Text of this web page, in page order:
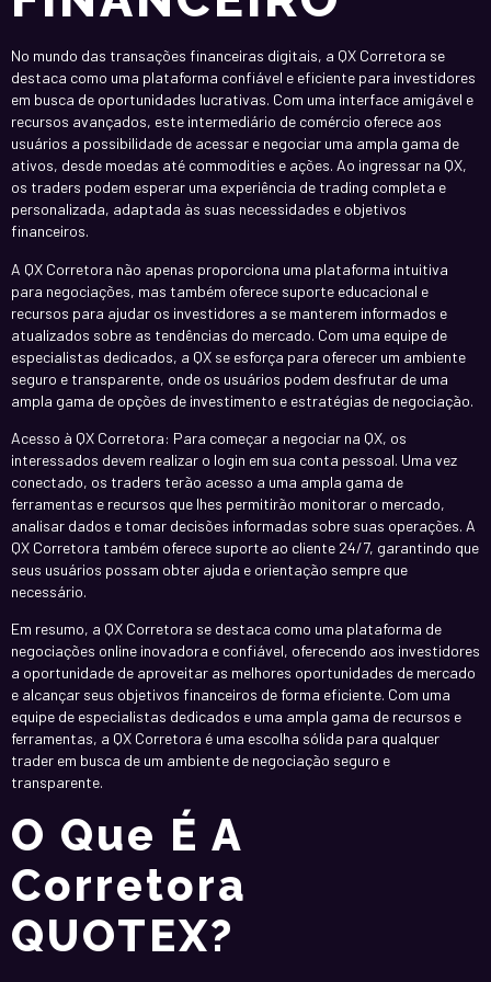
No mundo das transações financeiras digitais, a QX Corretora se
destaca como uma plataforma confiável e eficiente para investidores
em busca de oportunidades lucrativas. Com uma interface amigável e
recursos avançados, este intermediário de comércio oferece aos
usuários a possibilidade de acessar e negociar uma ampla gama de
ativos, desde moedas até commodities e ações. Ao ingressar na QX,
os traders podem esperar uma experiência de trading completa e
personalizada, adaptada às suas necessidades e objetivos
financeiros.
A QX Corretora não apenas proporciona uma plataforma intuitiva
para negociações, mas também oferece suporte educacional e
recursos para ajudar os investidores a se manterem informados e
atualizados sobre as tendências do mercado. Com uma equipe de
especialistas dedicados, a QX se esforça para oferecer um ambiente
seguro e transparente, onde os usuários podem desfrutar de uma
ampla gama de opções de investimento e estratégias de negociação.
Acesso à QX Corretora: Para começar a negociar na QX, os
interessados devem realizar o login em sua conta pessoal. Uma vez
conectado, os traders terão acesso a uma ampla gama de
ferramentas e recursos que lhes permitirão monitorar o mercado,
analisar dados e tomar decisões informadas sobre suas operações. A
QX Corretora também oferece suporte ao cliente 24/7, garantindo que
seus usuários possam obter ajuda e orientação sempre que
necessário.
Em resumo, a QX Corretora se destaca como uma plataforma de
negociações online inovadora e confiável, oferecendo aos investidores
a oportunidade de aproveitar as melhores oportunidades de mercado
e alcançar seus objetivos financeiros de forma eficiente. Com uma
equipe de especialistas dedicados e uma ampla gama de recursos e
ferramentas, a QX Corretora é uma escolha sólida para qualquer
trader em busca de um ambiente de negociação seguro e
transparente.
O Que É A
Corretora
QUOTEX?